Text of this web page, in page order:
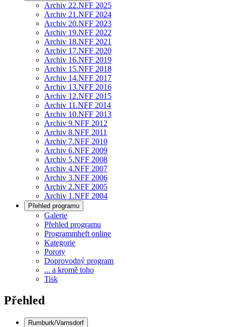
Archiv 22.NFF 2025
Archiv 21.NFF 2024
Archiv 20.NFF 2023
Archiv 19.NFF 2022
Archiv 18.NFF 2021
Archiv 17.NFF 2020
Archiv 16.NFF 2019
Archiv 15.NFF 2018
Archiv 14.NFF 2017
Archiv 13.NFF 2016
Archiv 12.NFF 2015
Archiv 11.NFF 2014
Archiv 10.NFF 2013
Archiv 9.NFF 2012
Archiv 8.NFF 2011
Archiv 7.NFF 2010
Archiv 6.NFF 2009
Archiv 5.NFF 2008
Archiv 4.NFF 2007
Archiv 3.NFF 2006
Archiv 2.NFF 2005
Archiv 1.NFF 2004
Přehled programu
Galerie
Přehled programu
Programmheft online
Kategorie
Poroty
Doprovodný program
... a kromě toho
Tisk
Přehled
Rumburk/Varnsdorf